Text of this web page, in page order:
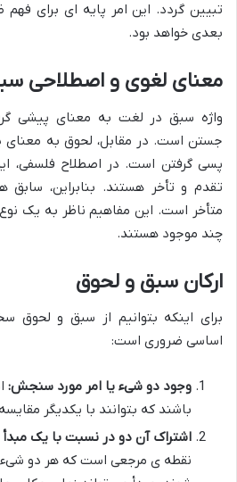
تبیین گردد. این امر پایه ای برای
بعدی خواهد بود.
معنای لغوی و اصطلاحی
واژه سبق در لغت به معنای پیشی
جستن است. در مقابل، لحوق به معنای
پسی گرفتن است. در اصطلاح فلسفی،
تقدم و تأخر هستند. بنابراین،
متأخر است. این مفاهیم ناظر به یک
چند موجود هستند.
ارکان سبق و لحوق
برای اینکه بتوانیم از سبق و لحوق
اساسی ضروری است:
وجود دو شیء یا امر مورد سنجش:
باشند که بتوانند با یکدیگر
اشتراک آن دو در نسبت با یک
نقطه ی مرجعی است که هر دو